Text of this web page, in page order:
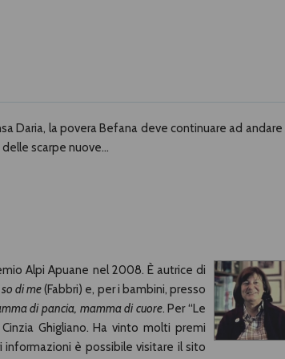
Daria, la povera Befana deve continuare ad andare
scarpe nuove…
Alpi Apuane nel 2008. È autrice di
di me(Fabbri) e, per i bambini, presso
di pancia, mamma di cuore. Per “Le
Ghigliano. Ha vinto molti premi
è possibile visitare il sito